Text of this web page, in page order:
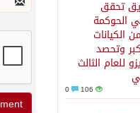
تحقق
في الحوكمة
وتحصد
للعام الثالث
106